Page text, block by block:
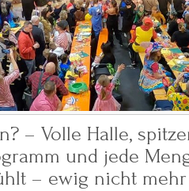
– Volle Halle,
und jede
– ewig nicht